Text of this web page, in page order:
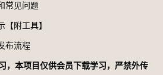
常见问题
附工具】
布流程
，本项目仅供会员下载学习，严禁外传